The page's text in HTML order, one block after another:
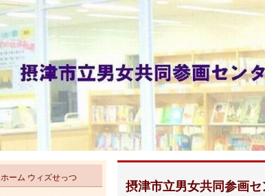
ホーム ウィズせっつ
摂津市立男女共同参画